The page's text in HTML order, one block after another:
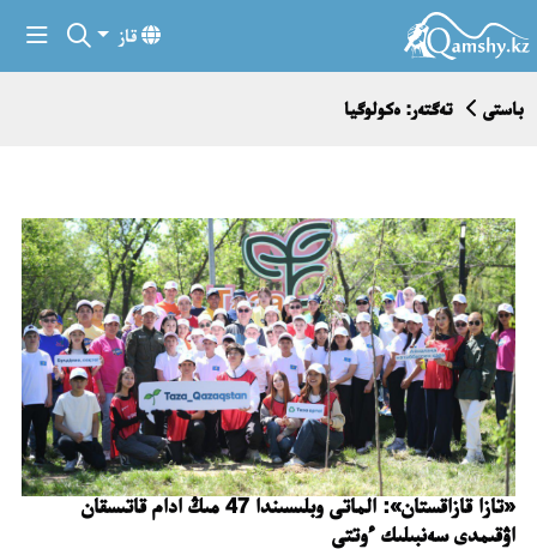
قاز
باستى تەگتەر: ەكولوگيا
«تازا قازاقستان»: الماتى وبلىسىندا 47 مىڭ ادام قاتىسقان
اۋقىمدى سەنبىلىك ءوتتى